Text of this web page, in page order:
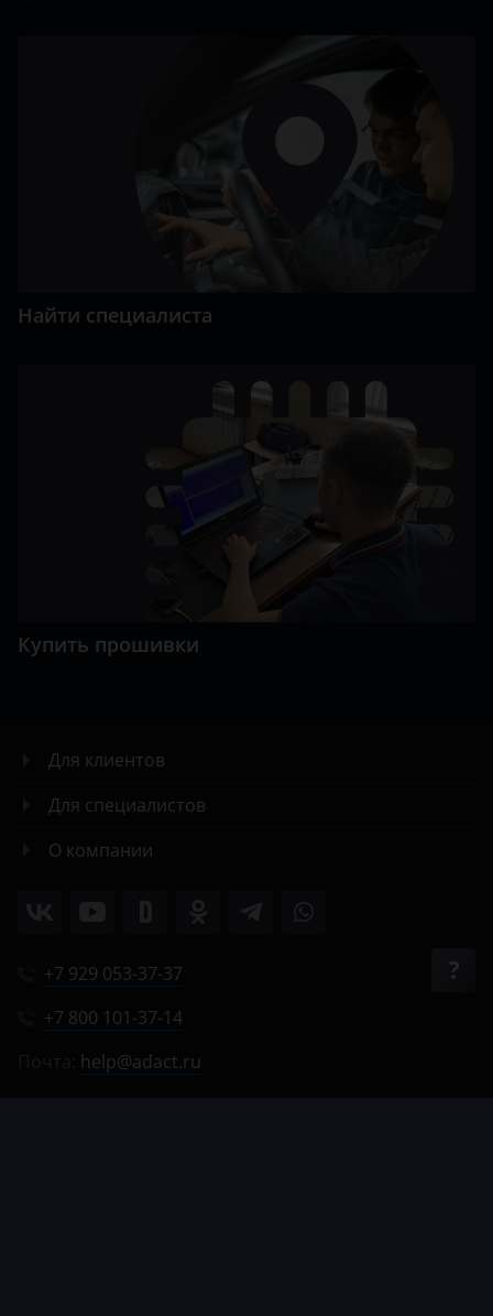
Найти специалиста
Купить прошивки
Для клиентов
Для специалистов
О компании
+7 929 053-37-37
+7 800 101-37-14
help@adact.ru